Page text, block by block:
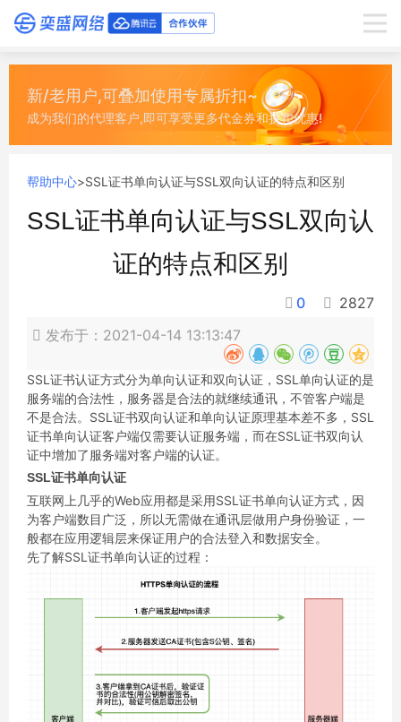
新/老用户,可叠加使用专属折扣~
成为我们的代理客户,即可享受更多代金券和折扣优惠!
帮助中心>SSL证书单向认证与SSL双向认证的特点和区别
SSL证书单向认证与SSL双向认
证的特点和区别
0
2827
发布于：2021-04-14 13:13:47
SSL证书认证方式分为单向认证和双向认证，SSL单向认证的是
服务端的合法性，服务器是合法的就继续通讯，不管客户端是
不是合法。SSL证书双向认证和单向认证原理基本差不多，SSL
证书单向认证客户端仅需要认证服务端，而在SSL证书双向认
证中增加了服务端对客户端的认证。
SSL证书单向认证
互联网上几乎的Web应用都是采用SSL证书单向认证方式，因
为客户端数目广泛，所以无需做在通讯层做用户身份验证，一
般都在应用逻辑层来保证用户的合法登入和数据安全。
先了解SSL证书单向认证的过程：